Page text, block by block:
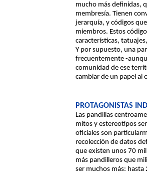
mucho más definidas,
membresía. Tienen
jerarquía, y códigos
miembros. Estos
características,
Y por supuesto, una
frecuentemente -
comunidad de ese
cambiar de un papel al
PROTAGONISTAS
Las pandillas
mitos y estereotipos
oficiales son
recolección de datos
que existen unos 70
más pandilleros que
ser muchos más: hasta